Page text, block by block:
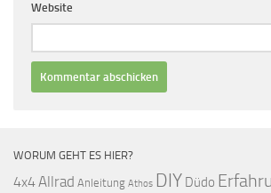
Website
WORUM GEHT ES HIER?
4x4Allrad Anleitung Athos DIY Düdo